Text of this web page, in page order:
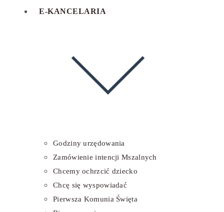
E-KANCELARIA
Godziny urzędowania
Zamówienie intencji Mszalnych
Chcemy ochrzcić dziecko
Chcę się wyspowiadać
Pierwsza Komunia Święta